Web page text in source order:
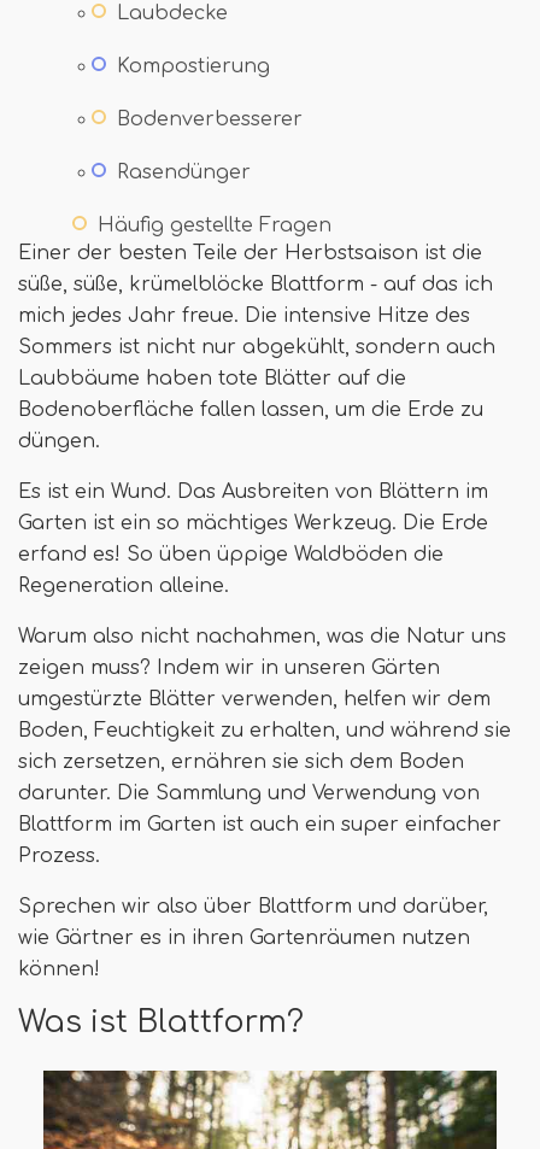
Laubdecke
Kompostierung
Bodenverbesserer
Rasendünger
Häufig gestellte Fragen
Einer der besten Teile der Herbstsaison ist die
süße, süße, krümelblöcke Blattform - auf das ich
mich jedes Jahr freue. Die intensive Hitze des
Sommers ist nicht nur abgekühlt, sondern auch
Laubbäume haben tote Blätter auf die
Bodenoberfläche fallen lassen, um die Erde zu
düngen.
Es ist ein Wund. Das Ausbreiten von Blättern im
Garten ist ein so mächtiges Werkzeug. Die Erde
erfand es! So üben üppige Waldböden die
Regeneration alleine.
Warum also nicht nachahmen, was die Natur uns
zeigen muss? Indem wir in unseren Gärten
umgestürzte Blätter verwenden, helfen wir dem
Boden, Feuchtigkeit zu erhalten, und während sie
sich zersetzen, ernähren sie sich dem Boden
darunter. Die Sammlung und Verwendung von
Blattform im Garten ist auch ein super einfacher
Prozess.
Sprechen wir also über Blattform und darüber,
wie Gärtner es in ihren Gartenräumen nutzen
können!
Was ist Blattform?